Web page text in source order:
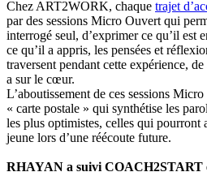
Chez ART2WORK, chaque trajet
par des sessions Micro Ouvert qui
interrogé seul, d’exprimer ce qu’il est
ce qu’il a appris, les pensées et
traversent pendant cette expérience,
a sur le cœur.
L’aboutissement de ces sessions
« carte postale » qui synthétise les
les plus optimistes, celles qui pourront
jeune lors d’une réécoute future.
RHAYAN a suivi COACH2START